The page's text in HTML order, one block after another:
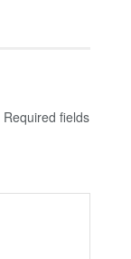
Required fields